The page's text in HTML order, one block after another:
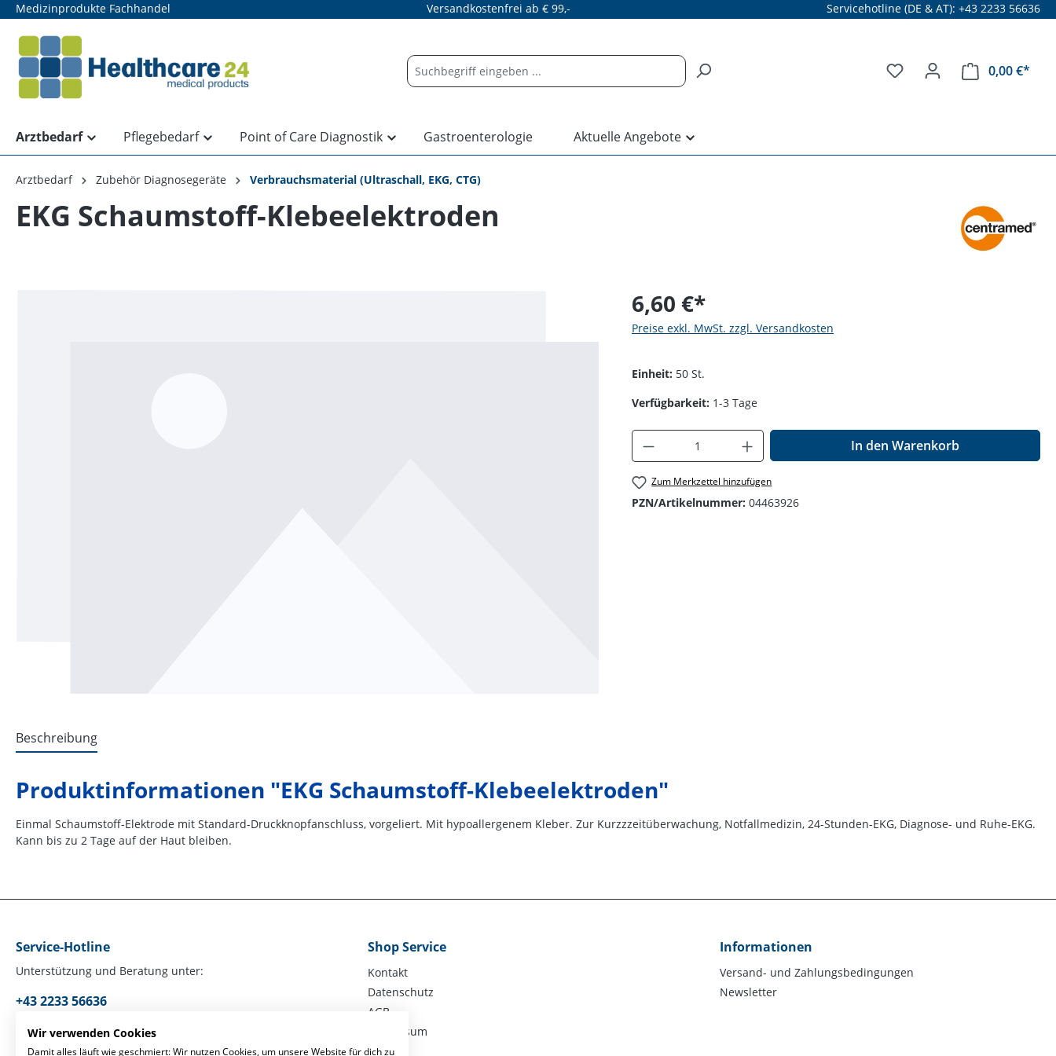
Zur Hauptnavigation springen
Medizinprodukte Fachhandel Versandkostenfrei ab € 99,- Servicehotline (DE & AT): +43 2233 56636
0,00 €*
Arztbedarf Pflegebedarf Point of Care Diagnostik Gastroenterologie Aktuelle Angebote
Arztbedarf Zubehör Diagnosegeräte Verbrauchsmaterial (Ultraschall, EKG, CTG)
EKG Schaumstoff-Klebeelektroden
6,60 €*
Preise exkl. MwSt. zzgl. Versandkosten
Einheit: 50 St.
Verfügbarkeit: 1-3 Tage
Produkt Anzahl: Gib den gewünschten Wert
In den Warenkorb
Zum Merkzettel hinzufügen
PZN/Artikelnummer: 04463926
Beschreibung
Produktinformationen "EKG Schaumstoff-Klebeelektroden"
Einmal Schaumstoff-Elektrode mit Standard-Druckknopfanschluss, vorgeliert. Mit hypoallergenem Kleber. Zur Kurzzzeitüberwachung, Notfallmedizin, 24-Stunden-EKG, Diagnose- und Ruhe-EKG.
Kann bis zu 2 Tage auf der Haut bleiben.
Service-Hotline
Unterstützung und Beratung unter:
+43 2233 56636
Mo-Fr, 09:00 - 17:00 Uhr
Shop Service
Kontakt
Datenschutz
AGB
Impressum
Informationen
Versand- und Zahlungsbedingungen
Newsletter
Wir verwenden Cookies
Damit alles läuft wie geschmiert: Wir nutzen Cookies, um unsere Website für dich zu